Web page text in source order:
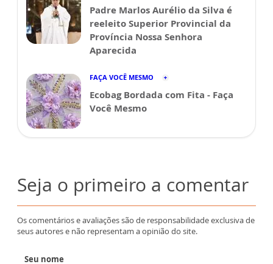
Padre Marlos Aurélio da Silva é
reeleito Superior Provincial da
Província Nossa Senhora
Aparecida
FAÇA VOCÊ MESMO
Ecobag Bordada com Fita - Faça
Você Mesmo
Seja o primeiro a comentar
Os comentários e avaliações são de responsabilidade exclusiva de
seus autores e não representam a opinião do site.
Seu nome